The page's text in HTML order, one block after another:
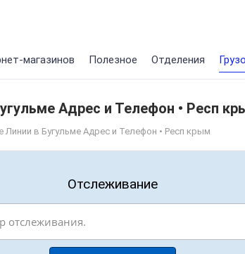
магазинов Полезное Отделения
Адрес и Телефон • Респ
в Бугульме Адрес и Телефон • Респ крым
Отслеживание